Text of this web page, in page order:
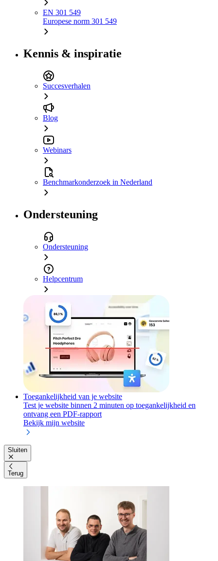
EN 301 549
Europese norm 301 549
Kennis & inspiratie
Succesverhalen
Blog
Webinars
Benchmarkonderzoek in Nederland
Ondersteuning
Ondersteuning
Helpcentrum
Toegankelijkheid van je website
Test je website binnen 2 minuten op toegankelijkheid en
ontvang een PDF-rapport
Bekijk mijn website
Sluiten
Terug